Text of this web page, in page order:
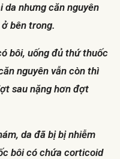
nhưng căn nguyên
bên trong.
bôi, uống đủ thứ thuốc
nguyên vẫn còn thì
sau nặng hơn đợt
da đã bị bị nhiễm
bôi có chứa corticoid